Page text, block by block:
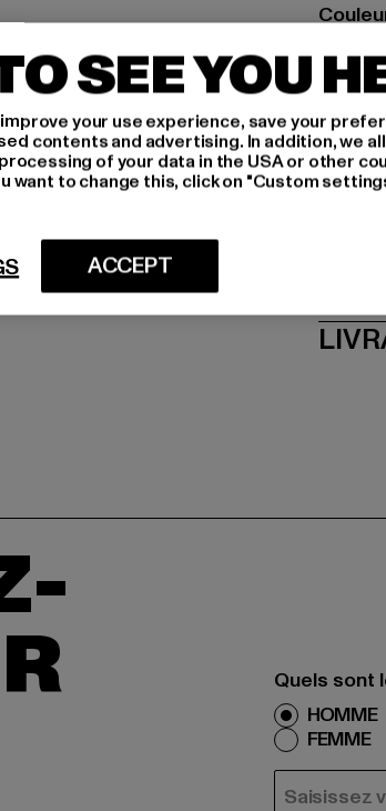
Quels sont
HOMME
FEMME
COURRIEL
SEE YOU
your use experience, save your
contents and advertising. In addition, we
of your data in the USA or other
to change this, click on "Custom
ACCEPT